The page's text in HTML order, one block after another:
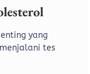
yang
tes